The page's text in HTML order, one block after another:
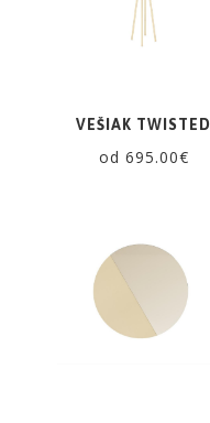
VEŠIAK TWISTED
od 695.00€